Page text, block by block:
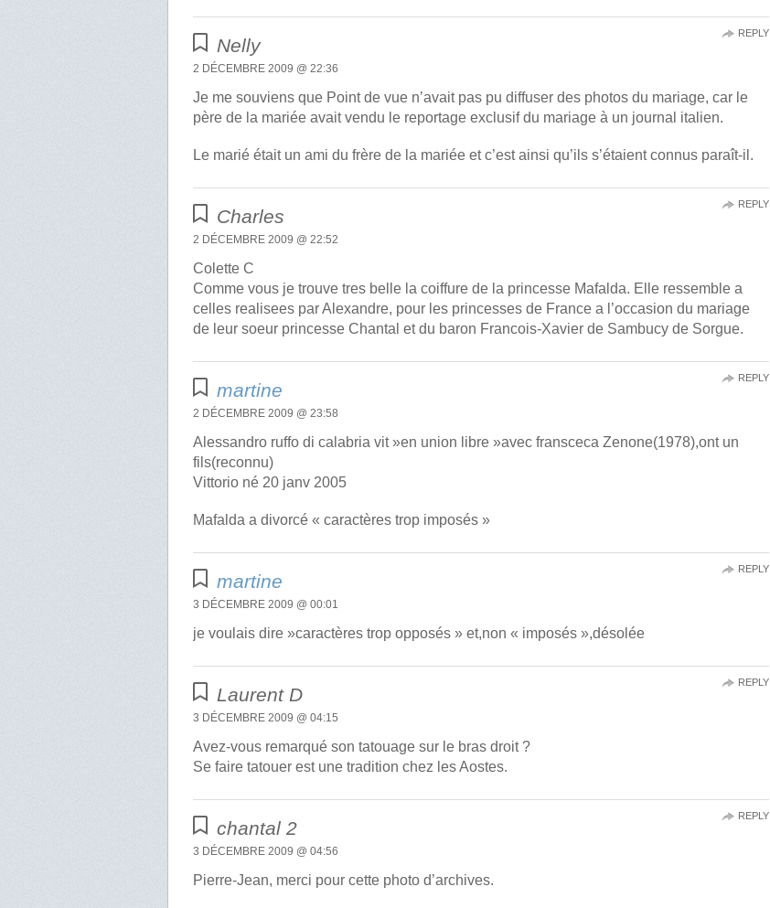
Nelly
2 DÉCEMBRE 2009 @ 22:36
Je me souviens que Point de vue n’avait pas pu diffuser des photos du mariage, car le
père de la mariée avait vendu le reportage exclusif du mariage à un journal italien.
Le marié était un ami du frère de la mariée et c’est ainsi qu’ils s’étaient connus paraît-il.
REPLY
Charles
2 DÉCEMBRE 2009 @ 22:52
Colette C
Comme vous je trouve tres belle la coiffure de la princesse Mafalda. Elle ressemble a
celles realisees par Alexandre, pour les princesses de France a l’occasion du mariage
de leur soeur princesse Chantal et du baron Francois-Xavier de Sambucy de Sorgue.
REPLY
martine
2 DÉCEMBRE 2009 @ 23:58
Alessandro ruffo di calabria vit »en union libre »avec fransceca Zenone(1978),ont un
fils(reconnu)
Vittorio né 20 janv 2005
Mafalda a divorcé « caractères trop imposés »
REPLY
martine
3 DÉCEMBRE 2009 @ 00:01
je voulais dire »caractères trop opposés » et,non « imposés »,désolée
REPLY
Laurent D
3 DÉCEMBRE 2009 @ 04:15
Avez-vous remarqué son tatouage sur le bras droit ?
Se faire tatouer est une tradition chez les Aostes.
REPLY
chantal 2
3 DÉCEMBRE 2009 @ 04:56
Pierre-Jean, merci pour cette photo d’archives.
REPLY